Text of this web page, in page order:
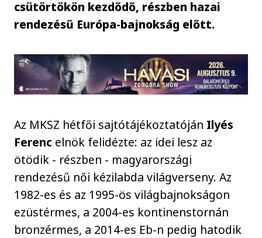
csütörtökön kezdődő, részben hazai
rendezésű Európa-bajnokság előtt.
Az MKSZ hétfői sajtótájékoztatóján Ilyés
Ferenc elnök felidézte: az idei lesz az
ötödik - részben - magyarországi
rendezésű női kézilabda világverseny. Az
1982-es és az 1995-ös világbajnokságon
ezüstérmes, a 2004-es kontinenstornán
bronzérmes, a 2014-es Eb-n pedig hatodik